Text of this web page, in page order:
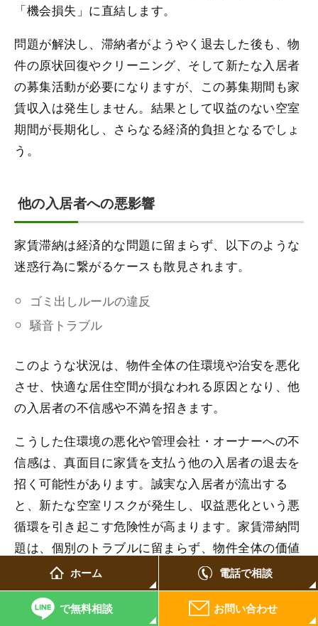
「機会損失」に直結します。
問題が解決し、滞納者がようやく退去した後も、物
件の原状回復やクリーニング、そして新たな入居者
の募集活動が必要になりますが、この募集期間も家
賃収入は発生しません。結果として収益のない空室
期間が長期化し、さらなる経済的負担となるでしょ
う。
他の入居者への悪影響
家賃滞納は経済的な問題に留まらず、以下のような
迷惑行為に繋がるケースも散見されます。
ゴミ出しルールの違反
騒音トラブル
このような状況は、物件全体の住環境や治安を悪化
させ、快適な居住空間が損なわれる原因となり、他
の入居者の不信感や不満を招きます。
こうした住環境の悪化や管理会社・オーナーへの不
信感は、真面目に家賃を支払う他の入居者の退去を
招く可能性があります。誠実な入居者が流出する
と、新たな空室リスクが発生し、収益悪化という悪
循環を引き起こす危険性が高まります。家賃滞納問
題は、個別のトラブルに留まらず、物件全体の価値
を低下させる深刻なリスクであることを認識してお
くべきでしょう。
ホーム 電話で相談
で無料相談 お問い合わせ